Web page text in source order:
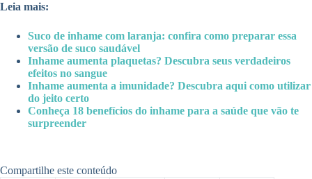
Leia mais:
Suco de inhame com laranja: confira como preparar essa
versão de suco saudável
Inhame aumenta plaquetas? Descubra seus verdadeiros
efeitos no sangue
Inhame aumenta a imunidade? Descubra aqui como utilizar
do jeito certo
Conheça 18 benefícios do inhame para a saúde que vão te
surpreender
Compartilhe este conteúdo